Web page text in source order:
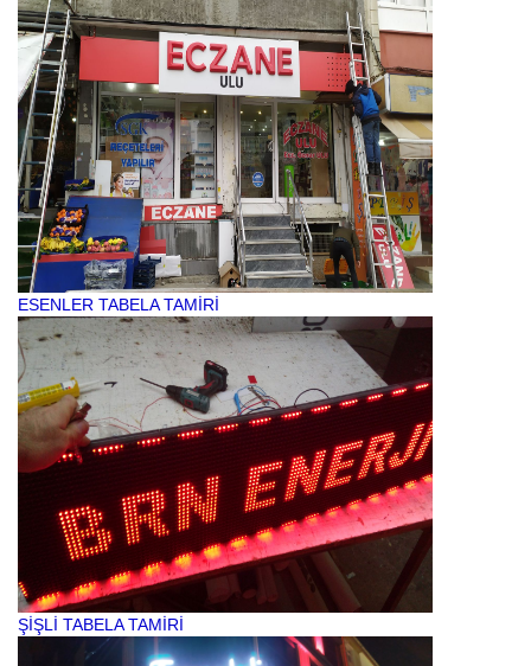
ESENLER TABELA TAMİRİ
ŞİŞLİ TABELA TAMİRİ